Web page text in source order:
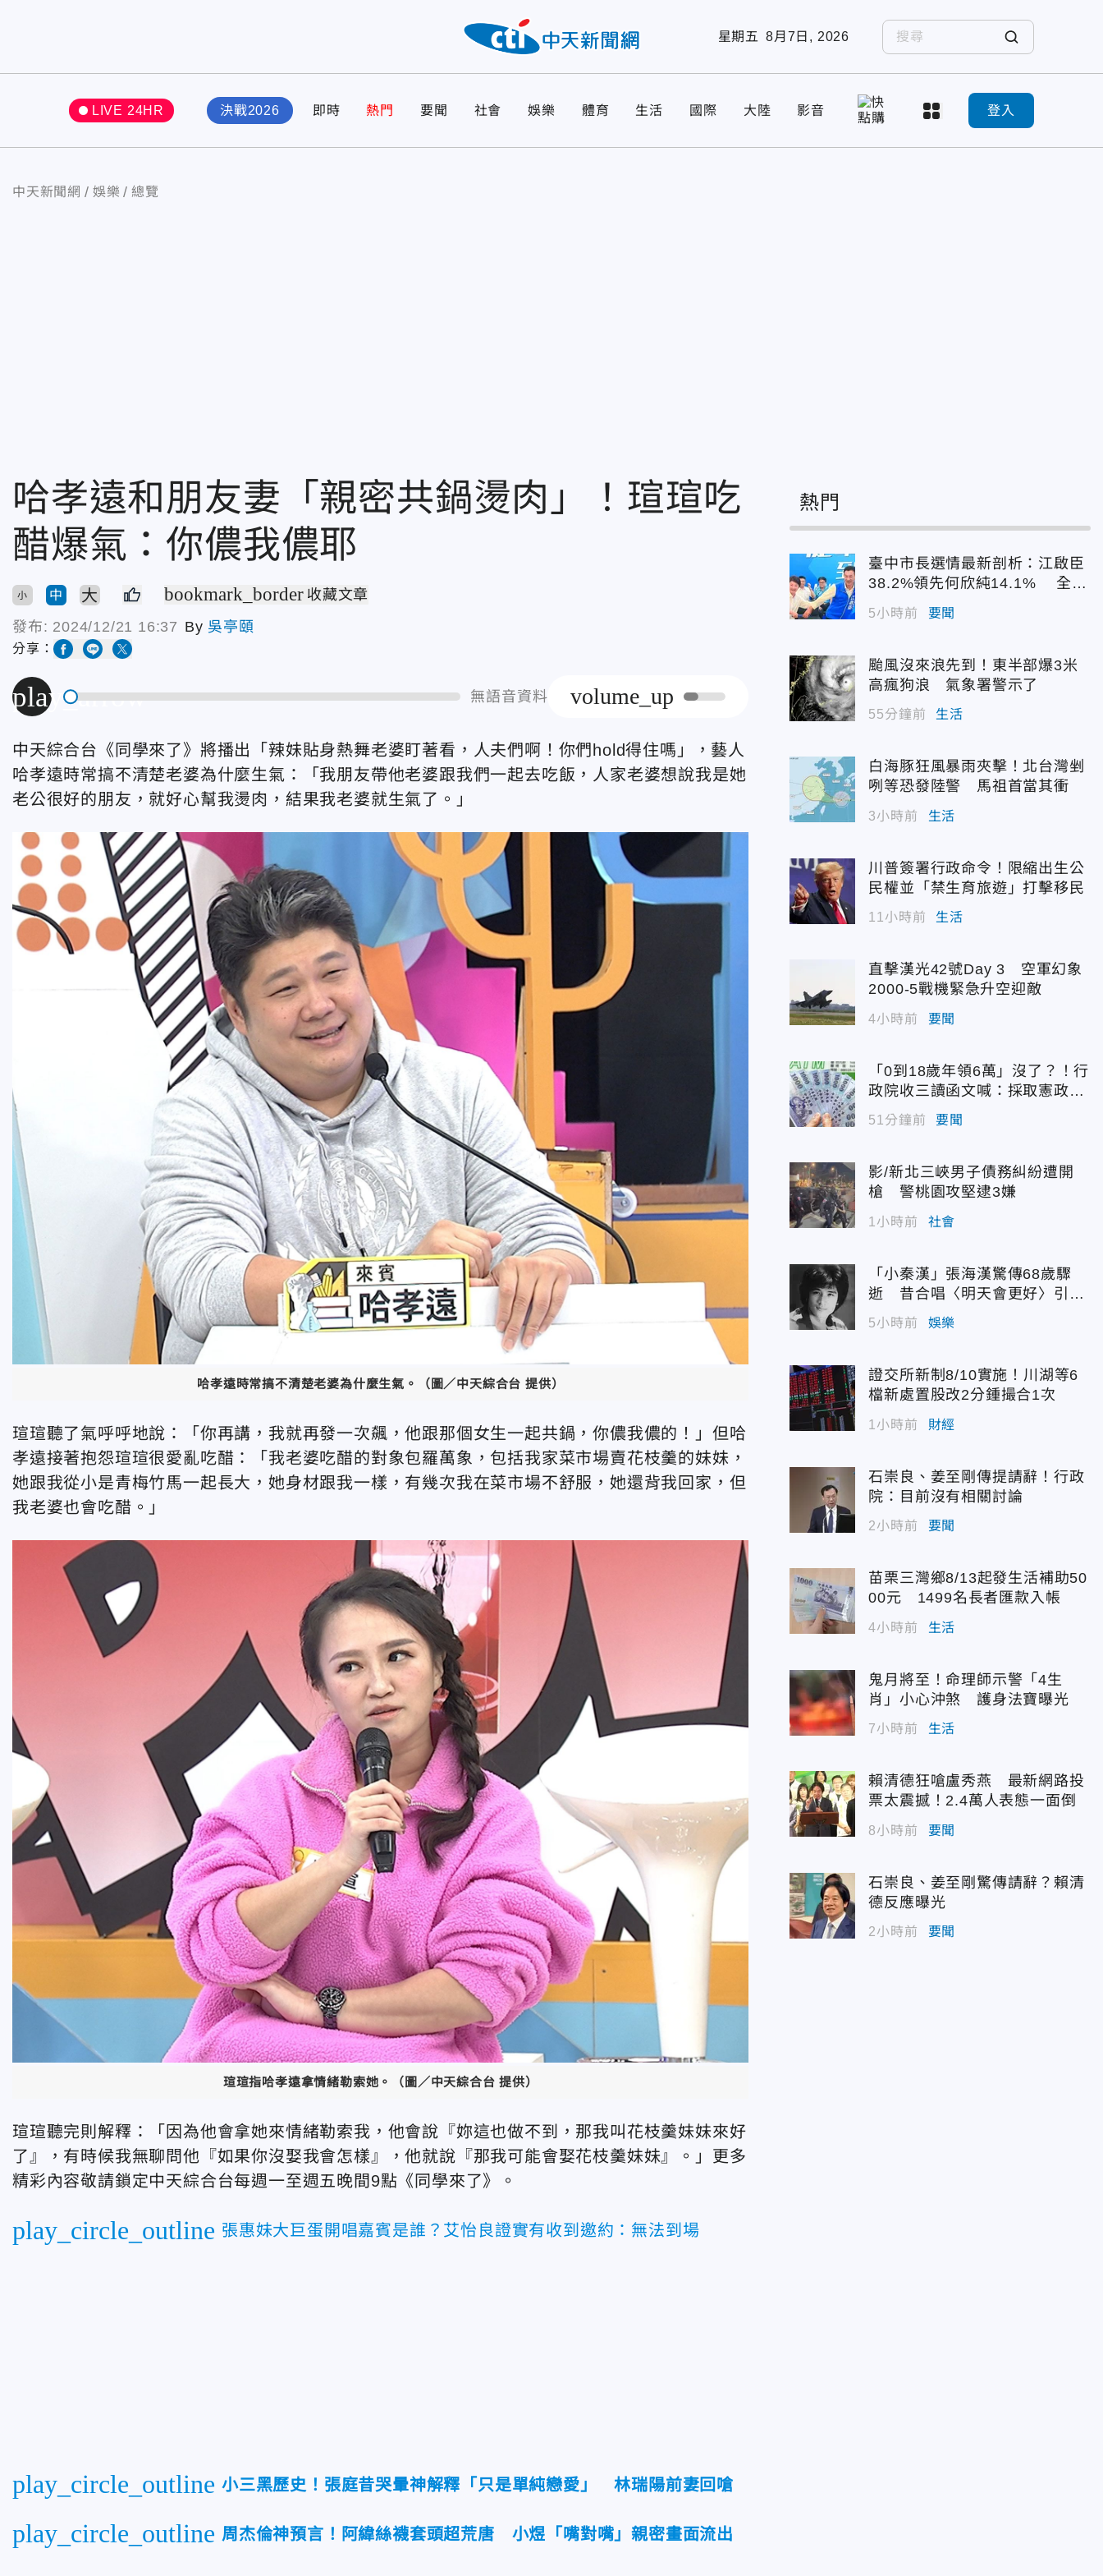
星期五 8月7日, 2026
LIVE 24HR 決戰2026 即時 熱門 要聞 社會 娛樂 體育 生活 國際 大陸 影音 登入
中天新聞網 娛樂 總覽
哈孝遠和朋友妻「親密共鍋燙肉」！瑄瑄吃
醋爆氣：你儂我儂耶
小 中 大 bookmark_border 收藏文章
發布: 2024/12/21 16:37 By 吳亭頤
分享：
play_arrow 無語音資料 volume_up
中天綜合台《同學來了》將播出「辣妹貼身熱舞老婆盯著看，人夫們啊！你們hold得住嗎」，藝人
哈孝遠時常搞不清楚老婆為什麼生氣：「我朋友帶他老婆跟我們一起去吃飯，人家老婆想說我是她
老公很好的朋友，就好心幫我燙肉，結果我老婆就生氣了。」
哈孝遠時常搞不清楚老婆為什麼生氣。（圖／中天綜合台 提供）
瑄瑄聽了氣呼呼地說：「你再講，我就再發一次飆，他跟那個女生一起共鍋，你儂我儂的！」但哈
孝遠接著抱怨瑄瑄很愛亂吃醋：「我老婆吃醋的對象包羅萬象，包括我家菜市場賣花枝羹的妹妹，
她跟我從小是青梅竹馬一起長大，她身材跟我一樣，有幾次我在菜市場不舒服，她還背我回家，但
我老婆也會吃醋。」
瑄瑄指哈孝遠拿情緒勒索她。（圖／中天綜合台 提供）
瑄瑄聽完則解釋：「因為他會拿她來情緒勒索我，他會說『妳這也做不到，那我叫花枝羹妹妹來好
了』，有時候我無聊問他『如果你沒娶我會怎樣』，他就說『那我可能會娶花枝羹妹妹』。」更多
精彩內容敬請鎖定中天綜合台每週一至週五晚間9點《同學來了》。
play_circle_outline 張惠妹大巨蛋開唱嘉賓是誰？艾怡良證實有收到邀約：無法到場
play_circle_outline 小三黑歷史！張庭昔哭暈神解釋「只是單純戀愛」 林瑞陽前妻回嗆
play_circle_outline 周杰倫神預言！阿緯絲襪套頭超荒唐 小煜「嘴對嘴」親密畫面流出
熱門
臺中市長選情最新剖析：江啟臣
38.2%領先何欣純14.1% 全世
代支持度全面居首
5小時前 要聞
颱風沒來浪先到！東半部爆3米
高瘋狗浪 氣象署警示了
55分鐘前 生活
白海豚狂風暴雨夾擊！北台灣剉
咧等恐發陸警 馬祖首當其衝
3小時前 生活
川普簽署行政命令！限縮出生公
民權並「禁生育旅遊」打擊移民
11小時前 生活
直擊漢光42號Day 3 空軍幻象
2000-5戰機緊急升空迎敵
4小時前 要聞
「0到18歲年領6萬」沒了？！行
政院收三讀函文喊：採取憲政作
51分鐘前 要聞
影/新北三峽男子債務糾紛遭開
槍 警桃園攻堅逮3嫌
1小時前 社會
「小秦漢」張海漢驚傳68歲驟
逝 昔合唱〈明天會更好〉引追
憶
5小時前 娛樂
證交所新制8/10實施！川湖等6
檔新處置股改2分鍾撮合1次
1小時前 財經
石崇良、姜至剛傳提請辭！行政
院：目前沒有相關討論
2小時前 要聞
苗栗三灣鄉8/13起發生活補助50
00元 1499名長者匯款入帳
4小時前 生活
鬼月將至！命理師示警「4生
肖」小心沖煞 護身法寶曝光
7小時前 生活
賴清德狂嗆盧秀燕 最新網路投
票太震撼！2.4萬人表態一面倒
8小時前 要聞
石崇良、姜至剛驚傳請辭？賴清
德反應曝光
2小時前 要聞